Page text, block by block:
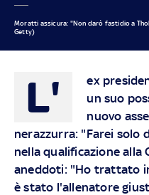
Moratti assicura: "Non darò fastidio a
Getty)
L'
ex
un suo
nuovo
nerazzurra: "Farei solo
nella qualificazione alla
aneddoti: "Ho trattato
è stato l'allenatore